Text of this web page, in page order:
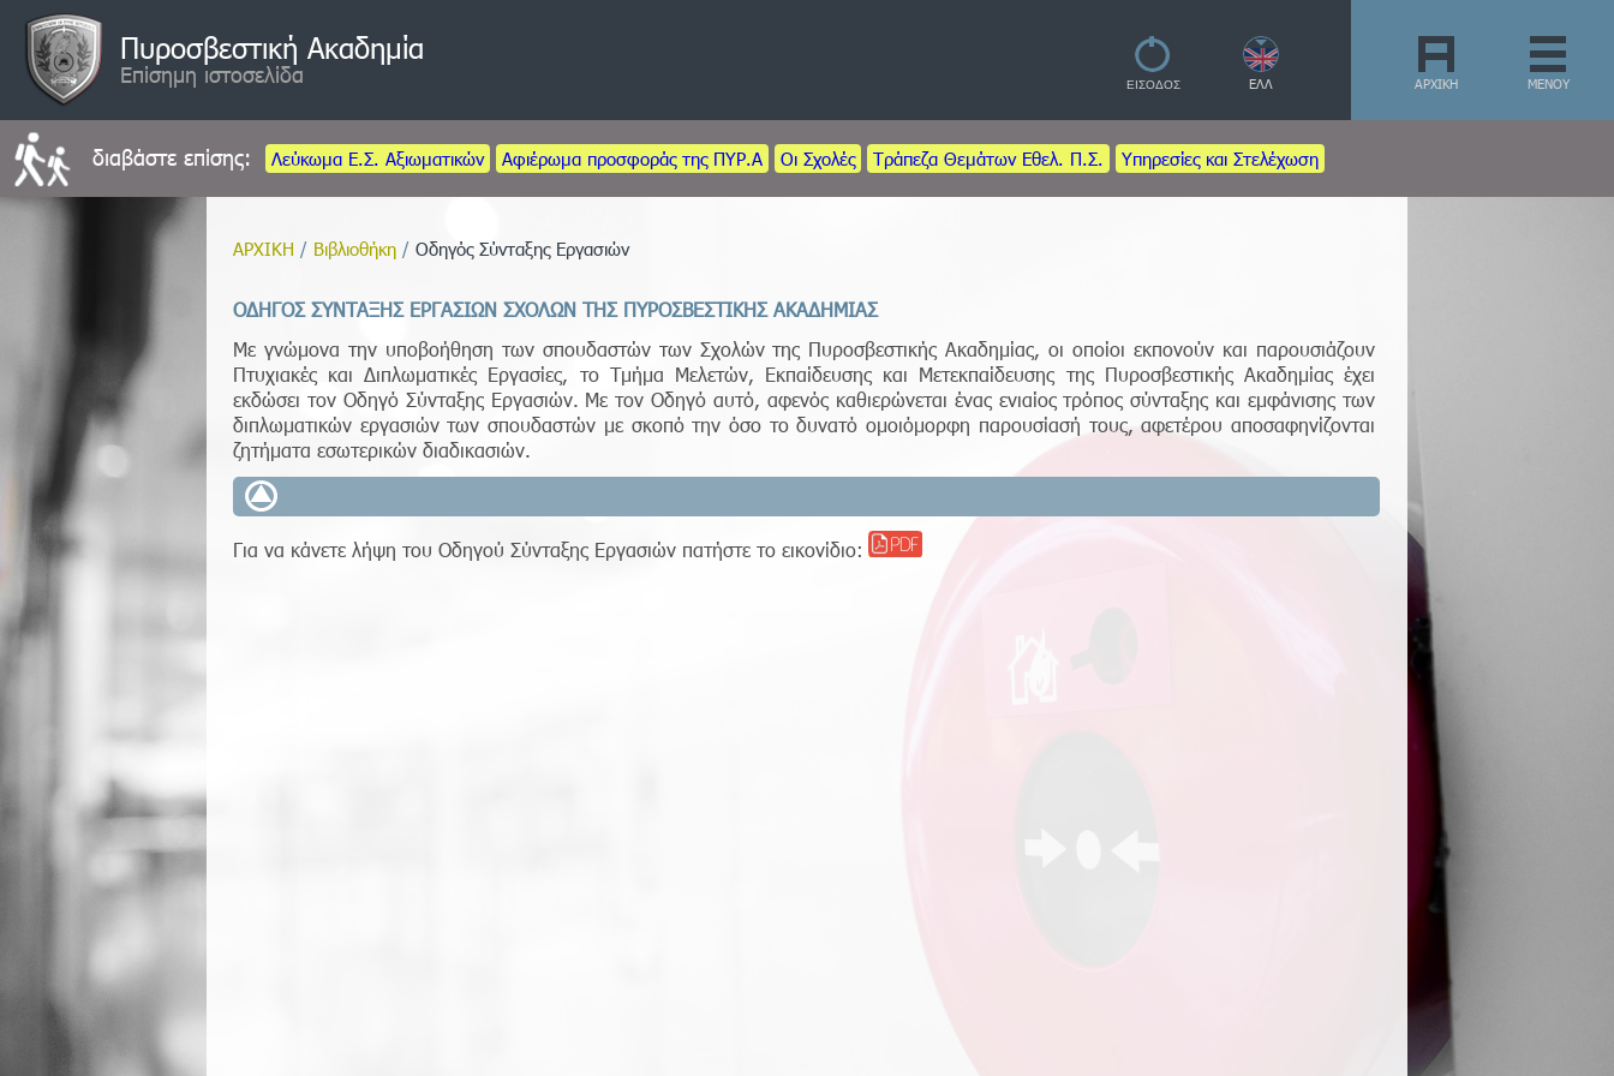
Πυροσβεστική Ακαδημία
Επίσημη ιστοσελίδα ΑΡΧΙΚΗ
ΕΛΛ ΜΕΝΟΥ
διαβάστε επίσης: Λεύκωμα Ε.Σ. Αξιωματικών Αφιέρωμα προσφοράς της ΠΥΡ.Α Οι Σχολές Τράπεζα Θεμάτων Εθελ. Π.Σ. Υπηρεσίες και Στελέχωση
ΑΡΧΙΚΗ / Βιβλιοθήκη / Οδηγός Σύνταξης Εργασιών
ΟΔΗΓΟΣ ΣΥΝΤΑΞΗΣ ΕΡΓΑΣΙΩΝ ΣΧΟΛΩΝ ΤΗΣ ΠΥΡΟΣΒΕΣΤΙΚΗΣ ΑΚΑΔΗΜΙΑΣ
Με γνώμονα την υποβοήθηση των σπουδαστών των Σχολών της Πυροσβεστικής Ακαδημίας, οι οποίοι εκπονούν και παρουσιάζουν
Πτυχιακές και Διπλωματικές Εργασίες, το Τμήμα Μελετών, Εκπαίδευσης και Μετεκπαίδευσης της Πυροσβεστικής Ακαδημίας έχει
εκδώσει τον Οδηγό Σύνταξης Εργασιών. Με τον Οδηγό αυτό, αφενός καθιερώνεται ένας ενιαίος τρόπος σύνταξης και εμφάνισης των
διπλωματικών εργασιών των σπουδαστών με σκοπό την όσο το δυνατό ομοιόμορφη παρουσίασή τους, αφετέρου αποσαφηνίζονται
ζητήματα εσωτερικών διαδικασιών.
Για να κάνετε λήψη του Οδηγού Σύνταξης Εργασιών πατήστε το εικονίδιο: